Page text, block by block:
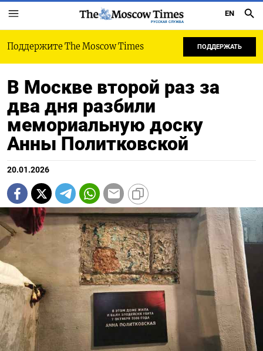
РУССКАЯ СЛУЖБА
EN
Поддержите The Moscow Times ПОДДЕРЖАТЬ
В Москве второй раз за
два дня разбили
мемориальную доску
Анны Политковской
20.01.2026